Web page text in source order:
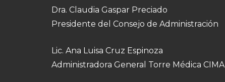
Dra. Claudia Gaspar Preciado
Presidente del Consejo de Administración
Lic. Ana Luisa Cruz Espinoza
Administradora General Torre Médica CIMA